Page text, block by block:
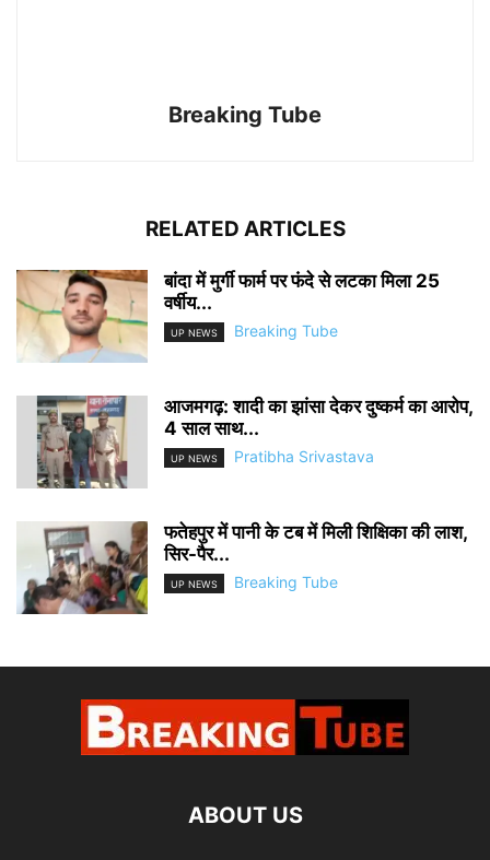
Breaking Tube
RELATED ARTICLES
बांदा में मुर्गी फार्म पर फंदे से लटका मिला 25
वर्षीय...
UP NEWS Breaking Tube
आजमगढ़: शादी का झांसा देकर दुष्कर्म का आरोप,
4 साल साथ...
UP NEWS Pratibha Srivastava
फतेहपुर में पानी के टब में मिली शिक्षिका की लाश,
सिर-पैर...
UP NEWS Breaking Tube
ABOUT US